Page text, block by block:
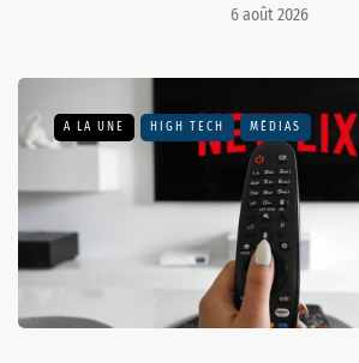
6 août 2026
A LA UNE HIGH TECH MÉDIAS